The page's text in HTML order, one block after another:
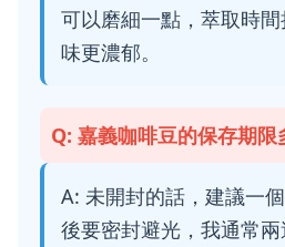
可以磨細一點，萃取時
味更濃郁。
Q: 嘉義咖啡豆的保存期限
A: 未開封的話，建議一
後要密封避光，我通常